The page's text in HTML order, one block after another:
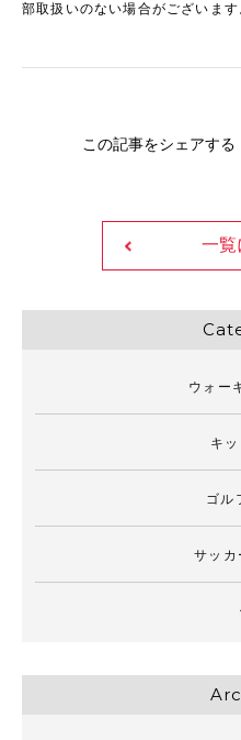
部取扱いのない場合がございます
この記事をシェアする
一覧
ウォー
キ
ゴル
サッカ